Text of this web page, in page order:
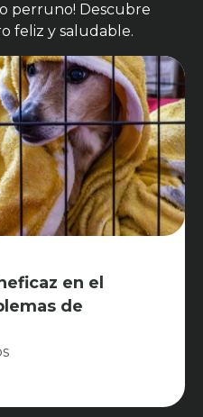
perruno! Descubre
feliz y saludable.
en el
de